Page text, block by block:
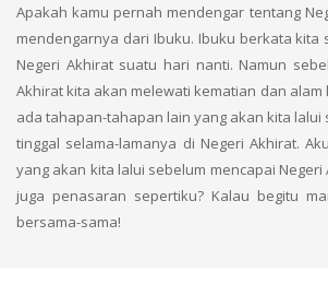
Apakah kamu pernah mendengar tentang
mendengarnya dari Ibuku. Ibuku berkata kita
Negeri Akhirat suatu hari nanti. Namun
Akhirat kita akan melewati kematian dan alam
ada tahapan-tahapan lain yang akan kita lalui
tinggal selama-lamanya di Negeri Akhirat.
yang akan kita lalui sebelum mencapai Negeri
juga penasaran sepertiku? Kalau begitu
bersama-sama!